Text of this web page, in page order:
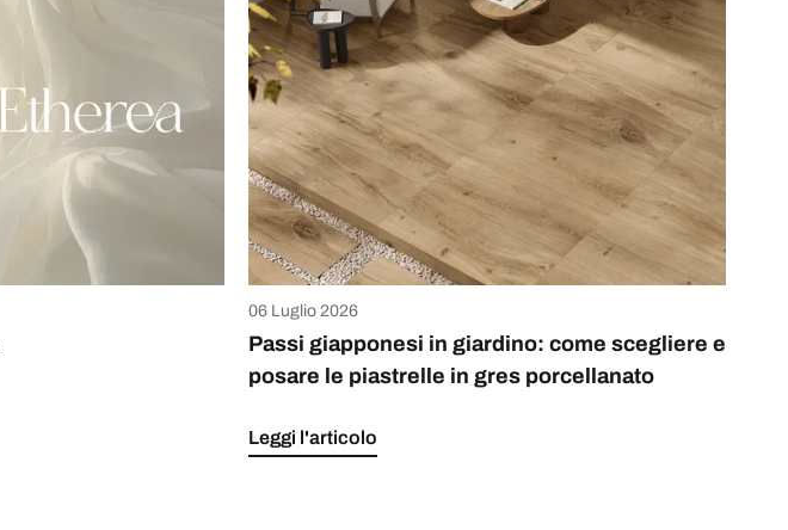
06 Luglio 2026
Passi giapponesi in giardino: come scegliere e
posare le piastrelle in gres porcellanato
Leggi l'articolo